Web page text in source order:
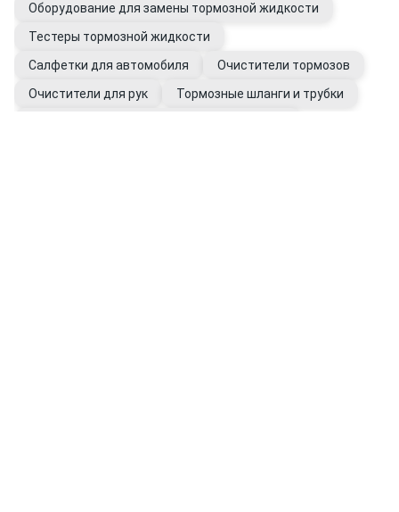
Оборудование для замены тормозной жидкости
Тестеры тормозной жидкости
Салфетки для автомобиля
Очистители тормозов
Очистители для рук
Тормозные шланги и трубки